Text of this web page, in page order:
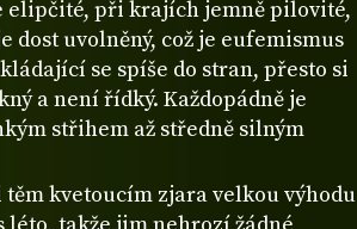
elipčité, při krajích jemně pilovité,
dost uvolněný, což je eufemismus
se spíše do stran, přesto si
a není řídký. Každopádně je
střihem až středně silným
kvetoucím zjara velkou výhodu